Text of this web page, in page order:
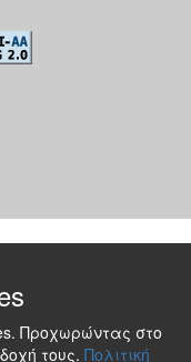
Προχωρώντας στο
τους. Πολιτική